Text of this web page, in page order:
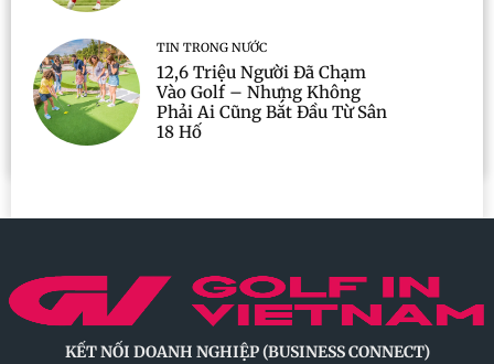
TIN TRONG NƯỚC
12,6 Triệu Người Đã Chạm
Vào Golf – Nhưng Không
Phải Ai Cũng Bắt Đầu Từ Sân
18 Hố
KẾT NỐI DOANH NGHIỆP (BUSINESS CONNECT)